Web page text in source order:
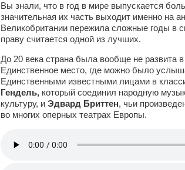
Вы знали, что в год в мире выпускается
значительная их часть выходит именно на
Великобритании пережила сложные годы в
праву считается одной из лучших.
До 20 века страна была вообще не развита
Единственное место, где можно было
Единственными известными лицами в
Гендель, который соединил народную
культуру, и Эдвард Бриттен, чьи
во многих оперных театрах Европы.